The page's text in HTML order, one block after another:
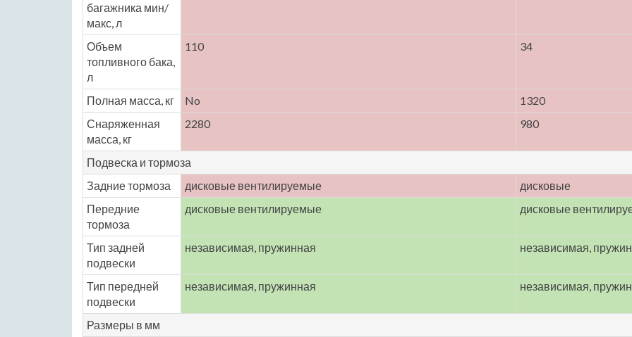
багажника мин/
макс, л
Объем
топливного бака,
л
110 34
Полная масса, кг No
1320
Снаряженная
масса, кг
2280 980
Подвеска и тормоза
Задние тормоза
дисковые вентилируемые
дисковые
Передние
тормоза
дисковые вентилируемые дисковые
Тип задней
подвески
независимая, пружинная независимая,
Тип передней
подвески
независимая, пружинная независимая,
Размеры в мм